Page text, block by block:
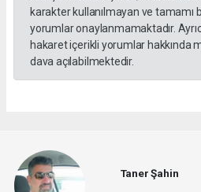
karakter kullanılmayan ve tamamı
yorumlar onaylanmamaktadır.
hakaret içerikli yorumlar hakkında
dava açılabilmektedir.
Taner Şahin